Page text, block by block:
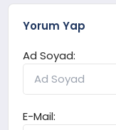
Yorum Yap
Ad Soyad:
E-Mail: